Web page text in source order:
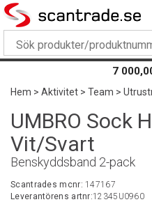
7
Hem>Aktivitet>Team>
UMBRO Sock
Vit/Svart
Benskyddsband 2-pack
Scantrades mcnr:147167
Leverantörens artnr:12345U0960